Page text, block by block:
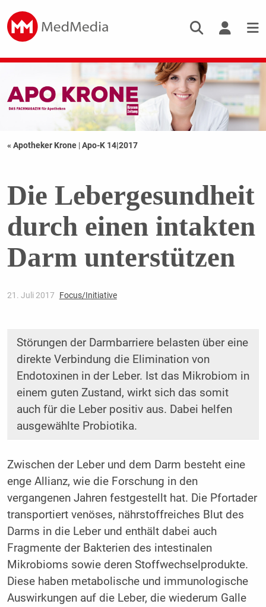
« Apotheker Krone |Apo-K 14|2017
Die Lebergesundheit
durch einen intakten
Darm unterstützen
21. Juli 2017 Focus/Initiative
Störungen der Darmbarriere belasten über eine
direkte Verbindung die Elimination von
Endotoxinen in der Leber. Ist das Mikrobiom in
einem guten Zustand, wirkt sich das somit
auch für die Leber positiv aus. Dabei helfen
ausgewählte Probiotika.
Zwischen der Leber und dem Darm besteht eine
enge Allianz, wie die Forschung in den
vergangenen Jahren festgestellt hat. Die Pfortader
transportiert venöses, nährstoffreiches Blut des
Darms in die Leber und enthält dabei auch
Fragmente der Bakterien des intestinalen
Mikrobioms sowie deren Stoffwechselprodukte.
Diese haben metabolische und immunologische
Auswirkungen auf die Leber, die wiederum Galle